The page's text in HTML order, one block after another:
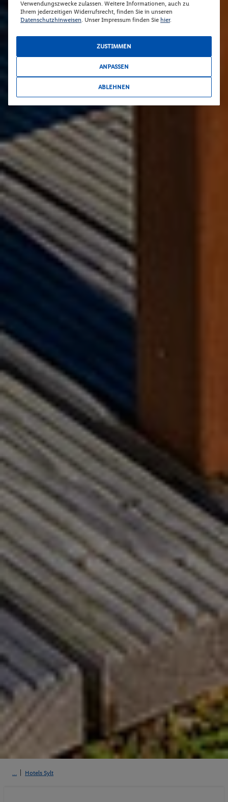
Hotels Sylt
Verwendungszwecke zulassen. Weitere Informationen, auch zu
Ihrem jederzeitigen Widerrufsrecht, finden Sie in unseren
Datenschutzhinweisen. Unser Impressum finden Sie hier.
ZUSTIMMEN
ANPASSEN
ABLEHNEN